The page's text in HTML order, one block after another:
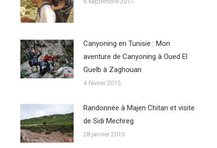
Canyoning en Tunisie : Mon
aventure de Canyoning à Oued El
Guelb à Zaghouan
4 février 2015
Randonnée à Majen Chitan et visite
de Sidi Mechreg
28 janvier 2015